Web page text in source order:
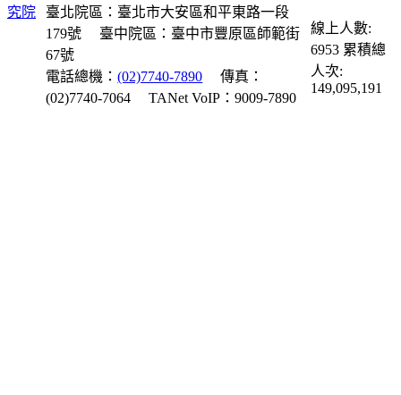
臺北院區：臺北市大安區和平東路一段
179號
臺中院區：臺中市豐原區師範街
67號
電話總機：(02)7740-7890
傳真：
(02)7740-7064
TANet VoIP：9009-7890
線上人數:
6953 累積總
人次:
149,095,191